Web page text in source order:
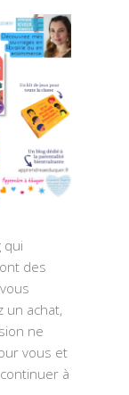
qui
des
un achat,
ne
vous et
à